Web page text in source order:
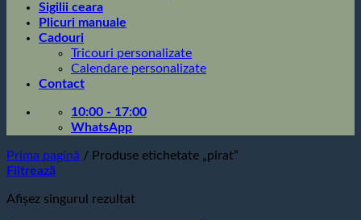
Sigilii ceara
Plicuri manuale
Cadouri
Tricouri personalizate
Calendare personalizate
Contact
10:00 - 17:00
WhatsApp
Prima pagină / Produse etichetate „pirat”
Filtrează
Afișez singurul rezultat